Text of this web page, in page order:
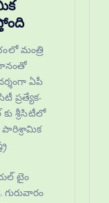
మంత్రి
ఏపీ
ప్రత్యేక-
శ్రీసిటీలో
టైం